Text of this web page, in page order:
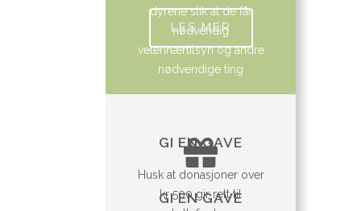
dyrene slik at de får
nødvendig
veterinærtilsyn og andre
nødvendige ting
LES MER
GI EN GAVE
GI EN GAVE
Husk at donasjoner over
kr 500 gir rett til